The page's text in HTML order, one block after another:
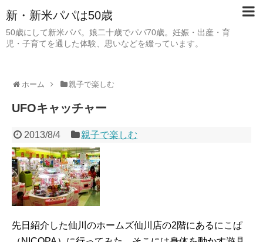
新・新米パパは50歳
50歳にして新米パパ。娘二十歳でパパ70歳。妊娠・出産・育
児・子育てを通した体験、思いなどを綴っています。
ホーム 親子で楽しむ
UFOキャッチャー
2013/8/4 親子で楽しむ
先日紹介した仙川のホームズ仙川店の2階にあるにこぱ